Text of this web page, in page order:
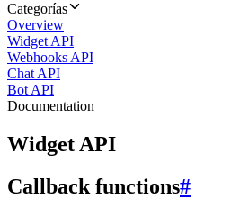
Categorías
Overview
Widget API
Webhooks API
Chat API
Bot API
Documentation
Widget API
Callback functions#